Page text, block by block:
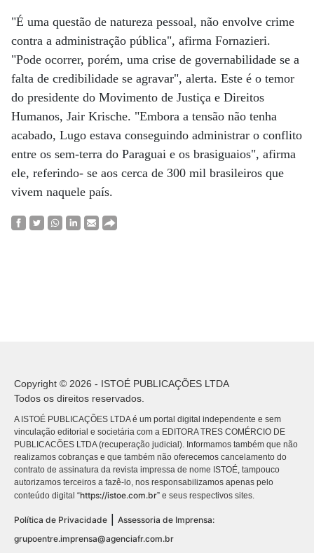
"É uma questão de natureza pessoal, não envolve crime
contra a administração pública", afirma Fornazieri.
"Pode ocorrer, porém, uma crise de governabilidade se a
falta de credibilidade se agravar", alerta. Este é o temor
do presidente do Movimento de Justiça e Direitos
Humanos, Jair Krische. "Embora a tensão não tenha
acabado, Lugo estava conseguindo administrar o conflito
entre os sem-terra do Paraguai e os brasiguaios", afirma
ele, referindo- se aos cerca de 300 mil brasileiros que
vivem naquele país.
Copyright © 2026 - ISTOÉ PUBLICAÇÕES LTDA
Todos os direitos reservados.
A ISTOÉ PUBLICAÇÕES LTDA é um portal digital independente e sem
vinculação editorial e societária com a EDITORA TRES COMÉRCIO DE
PUBLICACÕES LTDA (recuperação judicial). Informamos também que não
realizamos cobranças e que também não oferecemos cancelamento do
contrato de assinatura da revista impressa de nome ISTOÉ, tampouco
autorizamos terceiros a fazê-lo, nos responsabilizamos apenas pelo
conteúdo digital “https://istoe.com.br” e seus respectivos sites.
Política de Privacidade
Assessoria de Imprensa:
grupoentre.imprensa@agenciafr.com.br